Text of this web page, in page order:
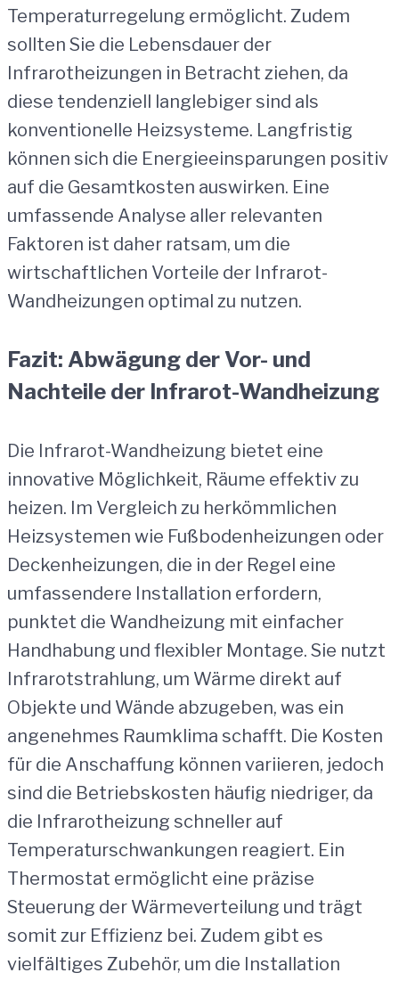
Temperaturregelung ermöglicht. Zudem
sollten Sie die Lebensdauer der
Infrarotheizungen in Betracht ziehen, da
diese tendenziell langlebiger sind als
konventionelle Heizsysteme. Langfristig
können sich die Energieeinsparungen positiv
auf die Gesamtkosten auswirken. Eine
umfassende Analyse aller relevanten
Faktoren ist daher ratsam, um die
wirtschaftlichen Vorteile der Infrarot-
Wandheizungen optimal zu nutzen.
Fazit: Abwägung der Vor- und
Nachteile der Infrarot-Wandheizung
Die Infrarot-Wandheizung bietet eine
innovative Möglichkeit, Räume effektiv zu
heizen. Im Vergleich zu herkömmlichen
Heizsystemen wie Fußbodenheizungen oder
Deckenheizungen, die in der Regel eine
umfassendere Installation erfordern,
punktet die Wandheizung mit einfacher
Handhabung und flexibler Montage. Sie nutzt
Infrarotstrahlung, um Wärme direkt auf
Objekte und Wände abzugeben, was ein
angenehmes Raumklima schafft. Die Kosten
für die Anschaffung können variieren, jedoch
sind die Betriebskosten häufig niedriger, da
die Infrarotheizung schneller auf
Temperaturschwankungen reagiert. Ein
Thermostat ermöglicht eine präzise
Steuerung der Wärmeverteilung und trägt
somit zur Effizienz bei. Zudem gibt es
vielfältiges Zubehör, um die Installation